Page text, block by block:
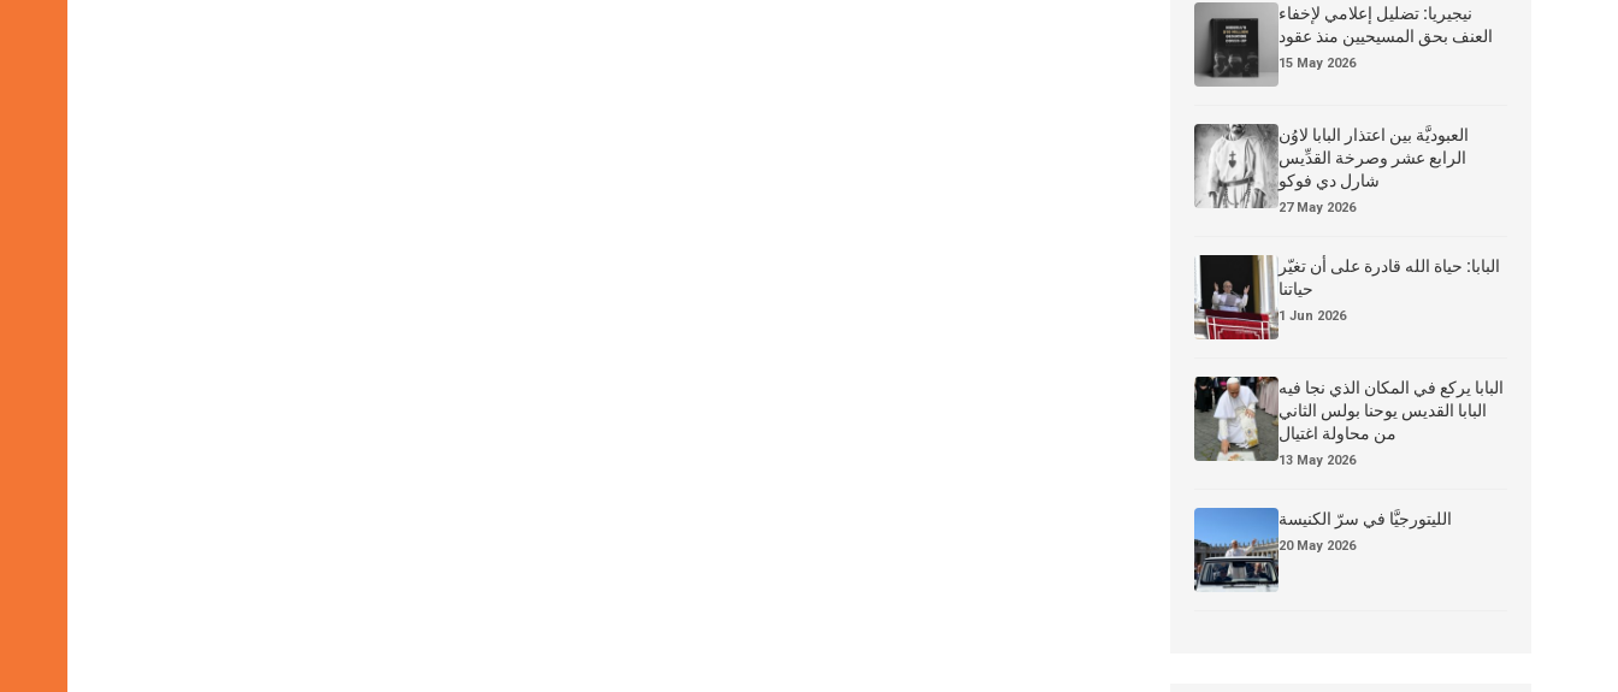
نيجيريا: تضليل إعلامي لإخفاء
العنف بحق المسيحيين منذ عقود
15 May 2026
العبوديَّة بين اعتذار البابا لاوُن
الرابع عشر وصرخة القدِّيس
شارل دي فوكو
27 May 2026
البابا: حياة الله قادرة على أن تغيّر
حياتنا
1 Jun 2026
البابا يركع في المكان الذي نجا فيه
البابا القديس يوحنا بولس الثاني
من محاولة اغتيال
13 May 2026
الليتورجيَّا في سرّ الكنيسة
20 May 2026